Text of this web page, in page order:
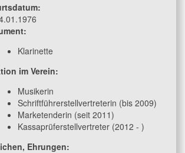
Klarinette
im Verein:
Musikerin
Schriftführerstellvertreterin (bis 2009)
Marketenderin (seit 2011)
Kassaprüferstellvertreter (2012 - )
Ehrungen: